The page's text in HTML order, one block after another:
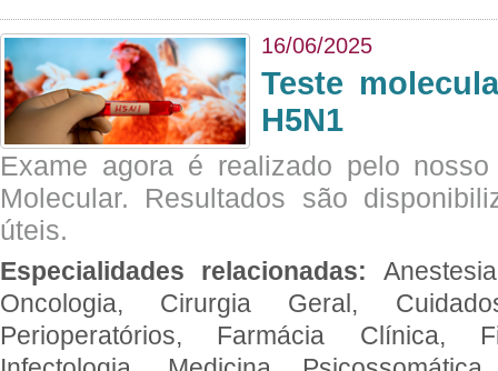
16/06/2025
Teste
H5N1
Exame agora é realizado pelo
Molecular. Resultados são
úteis.
Especialidades relacionadas:
Oncologia, Cirurgia Geral,
Perioperatórios, Farmácia Clínica,